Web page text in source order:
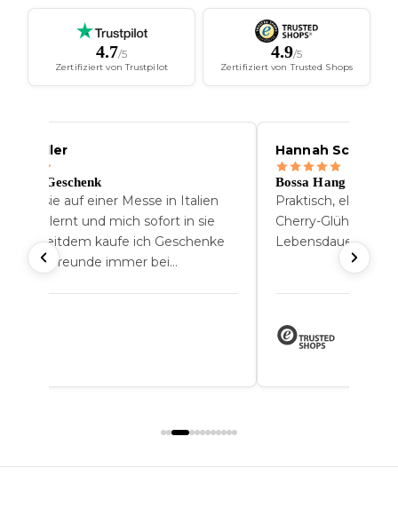
4.7/5
Zertifiziert von Trustpilot
4.9/5
Zertifiziert von Trusted Shops
Muller
beste Geschenk
habe sie auf einer Messe in Italien
und mich sofort in sie
Seitdem kaufe ich Geschenke
meine Freunde immer bei
Hannah Schofer
Bossa Hang
Praktisch, elegant
Cherry-Glühbirne
Lebensdauer.